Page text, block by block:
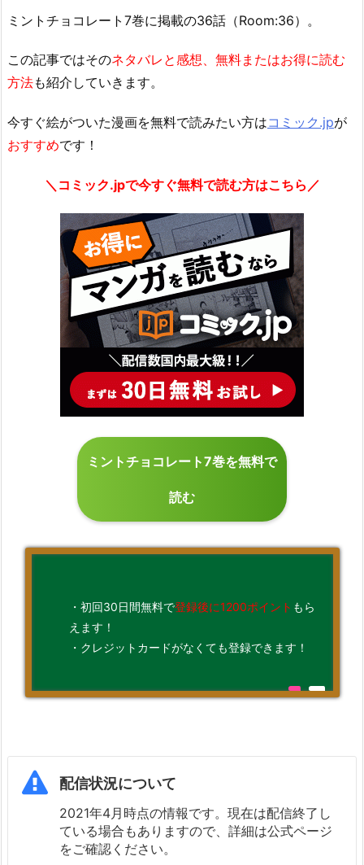
ミントチョコレート7巻に掲載の36話（Room:36）。
この記事ではそのネタバレと感想、無料またはお得に読む
方法も紹介していきます。
今すぐ絵がついた漫画を無料で読みたい方はコミック.jpが
おすすめです！
＼コミック.jpで今すぐ無料で読む方はこちら／
ミントチョコレート7巻を無料で
読む
・初回30日間無料で登録後に1200ポイント もら
えます！
・クレジットカードがなくても登録できます！
配信状況について
2021年4月時点の情報です。現在は配信終了し
ている場合もありますので、詳細は公式ページ
をご確認ください。